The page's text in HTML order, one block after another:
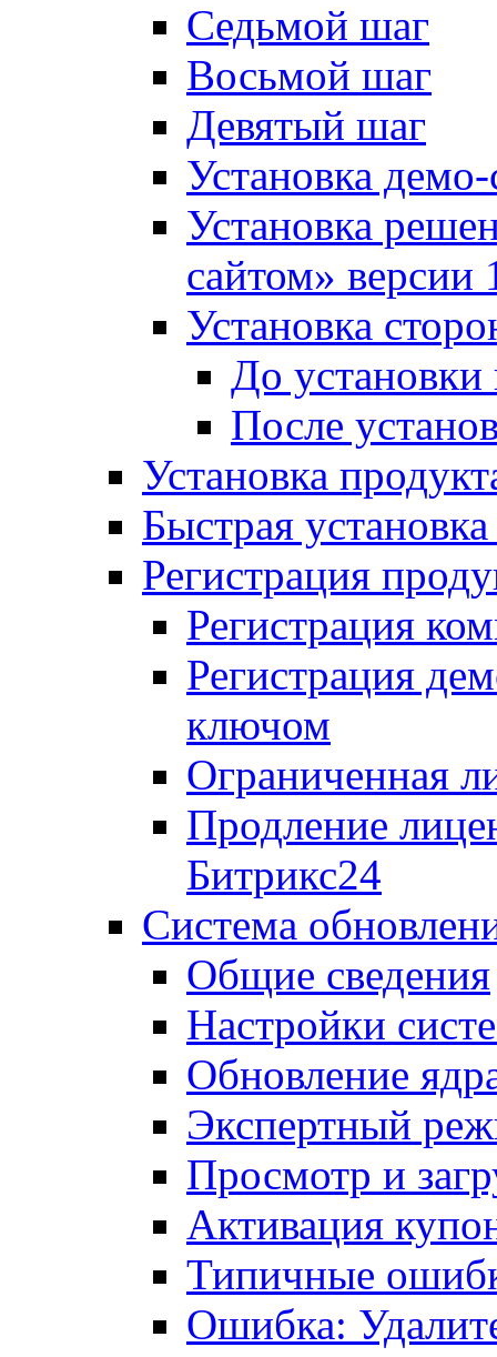
Седьмой шаг
Восьмой шаг
Девятый шаг
Установка
Установка
сайтом»
Установка
До установки
После
Установка
Быстрая
Регистрация
Регистрация
Регистрация
ключом
Ограниченная
Продление
Битрикс24
Система
Общие сведения
Настройки
Обновление
Экспертный
Просмотр и
Активация
Типичные
Ошибка: